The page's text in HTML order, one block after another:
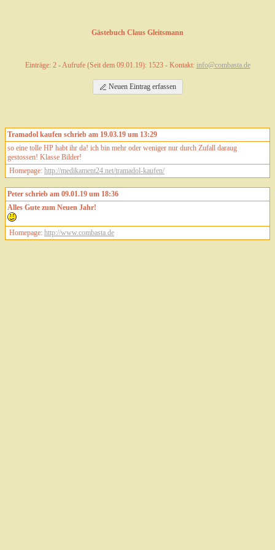
Gästebuch Claus Gleitsmann
Einträge: 2 - Aufrufe (Seit dem 09.01.19): 1523 - Kontakt: info@combasta.de
Neuen Eintrag erfassen
Tramadol kaufen schrieb am 19.03.19 um 13:29
so eine tolle HP habt ihr da! ich bin mehr oder weniger nur durch Zufall daraug
gestossen! Klasse Bilder!
Homepage: http://medikament24.net/tramadol-kaufen/
Peter schrieb am 09.01.19 um 18:36
Alles Gute zum Neuen Jahr!
Homepage: http://www.combasta.de